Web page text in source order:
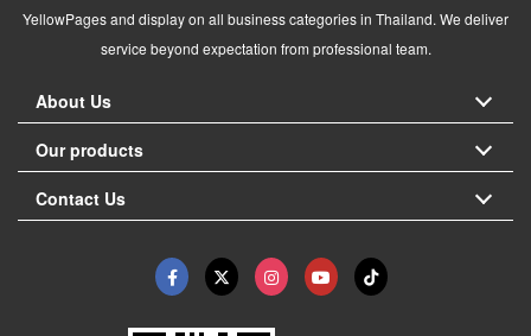
YellowPages and display on all business categories in Thailand. We deliver
service beyond expectation from professional team.
About Us
Our products
Contact Us